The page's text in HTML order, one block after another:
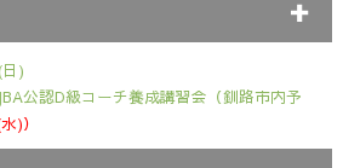
)
公認D級コーチ養成講習会（釧路市内予
)）